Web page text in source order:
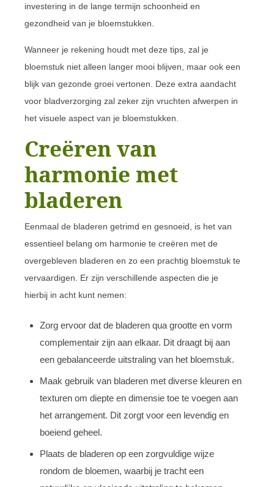
investering in de lange termijn schoonheid en
gezondheid van je bloemstukken.
Wanneer je rekening houdt met deze tips, zal je
bloemstuk niet alleen langer mooi blijven, maar ook een
blijk van gezonde groei vertonen. Deze extra aandacht
voor bladverzorging zal zeker zijn vruchten afwerpen in
het visuele aspect van je bloemstukken.
Creëren van
harmonie met
bladeren
Eenmaal de bladeren getrimd en gesnoeid, is het van
essentieel belang om harmonie te creëren met de
overgebleven bladeren en zo een prachtig bloemstuk te
vervaardigen. Er zijn verschillende aspecten die je
hierbij in acht kunt nemen:
Zorg ervoor dat de bladeren qua grootte en vorm
complementair zijn aan elkaar. Dit draagt bij aan
een gebalanceerde uitstraling van het bloemstuk.
Maak gebruik van bladeren met diverse kleuren en
texturen om diepte en dimensie toe te voegen aan
het arrangement. Dit zorgt voor een levendig en
boeiend geheel.
Plaats de bladeren op een zorgvuldige wijze
rondom de bloemen, waarbij je tracht een